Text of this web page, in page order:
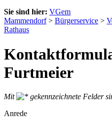
Sie sind hier: VGem
Mammendorf> Bürgerservice >
Rathaus
Furtmeier
Mit
gekennzeichnete Felder
Anrede